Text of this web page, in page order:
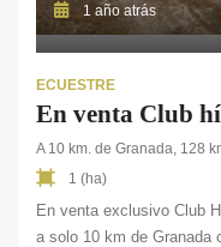
1 año atrás
ECUESTRE
A 10 km. de Granada, 128
1 (ha)
En venta exclusivo Club
a solo 10 km de Granada